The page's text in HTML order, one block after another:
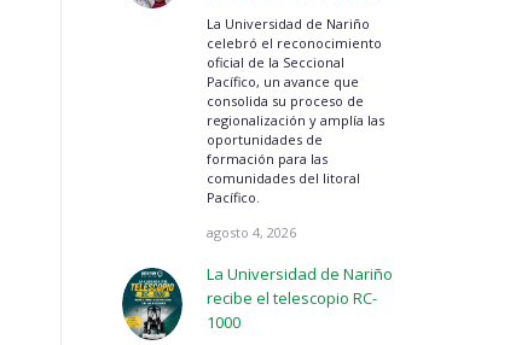
La Universidad de Nariño
celebró el reconocimiento
oficial de la Seccional
Pacífico, un avance que
consolida su proceso de
regionalización y amplía las
oportunidades de
formación para las
comunidades del litoral
Pacífico.
agosto 4, 2026
La Universidad de Nariño
recibe el telescopio RC-
1000